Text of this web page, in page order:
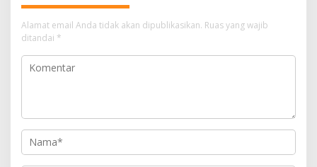
Alamat email Anda tidak akan dipublikasikan. Ruas yang wajib
ditandai *